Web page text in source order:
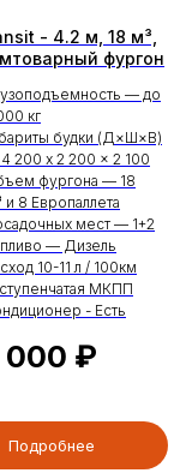
- 4.2 м, 18 м³,
фургон
— до
кг
будки (Д×Ш×В)
200 x 2 200 x 2 100
фургона — 18
и 8 Европаллета
мест — 1+2
— Дизель
10-11 л / 100км
МКПП
- Есть
000 ₽
Подробнее